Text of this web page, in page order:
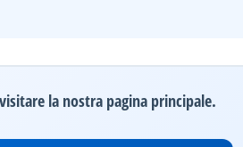
la nostra pagina principale.